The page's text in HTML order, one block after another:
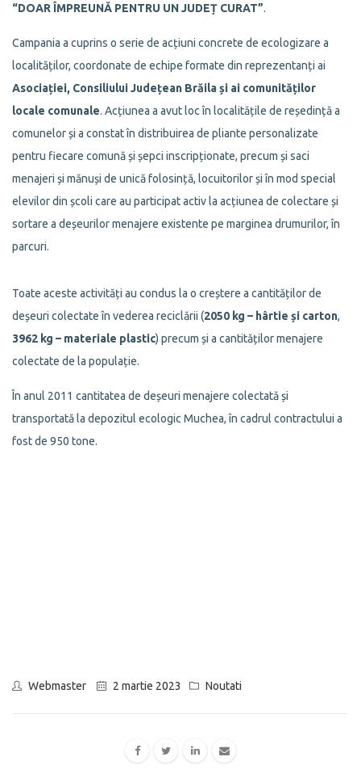
“DOAR ÎMPREUNĂ PENTRU UN JUDEȚ CURAT”.
Campania a cuprins o serie de acțiuni concrete de ecologizare a
localităților, coordonate de echipe formate din reprezentanți ai
Asociației, Consiliului Județean Brăila și ai comunităților
locale comunale. Acțiunea a avut loc în localitățile de reședință a
comunelor și a constat în distribuirea de pliante personalizate
pentru fiecare comună și șepci inscripționate, precum și saci
menajeri și mănuși de unică folosință, locuitorilor și în mod special
elevilor din școli care au participat activ la acțiunea de colectare și
sortare a deșeurilor menajere existente pe marginea drumurilor, în
parcuri.
Toate aceste activități au condus la o creștere a cantităților de
deșeuri colectate în vederea reciclării (2050 kg – hârtie și carton,
3962 kg – materiale plastic) precum și a cantităților menajere
colectate de la populație.
În anul 2011 cantitatea de deșeuri menajere colectată și
transportată la depozitul ecologic Muchea, în cadrul contractului a
fost de 950 tone.
Webmaster 2 martie 2023 Noutati